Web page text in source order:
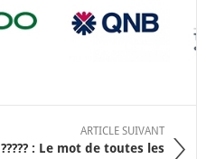
ARTICLE SUIVANT
????? : Le mot de toutes les